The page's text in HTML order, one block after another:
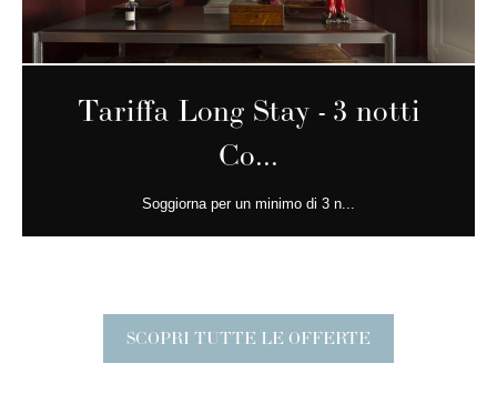
Tariffa Long Stay - 3 notti
Co...
Soggiorna per un minimo di 3 n...
SCOPRI TUTTE LE OFFERTE